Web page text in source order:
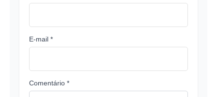
E-mail *
Comentário *